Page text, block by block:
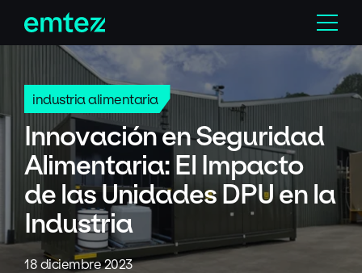
content
Menu
industria alimentaria
Innovación en Seguridad
Alimentaria: El Impacto
de las Unidades DPU en la
Industria
18 diciembre 2023